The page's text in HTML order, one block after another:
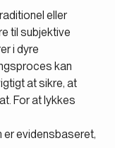
eller
til subjektive
i dyre
kan
at sikre, at
For at lykkes
evidensbaseret,